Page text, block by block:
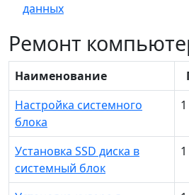
данных
Ремонт
Наименование
Настройка системного
блока
Установка SSD диска в
системный блок